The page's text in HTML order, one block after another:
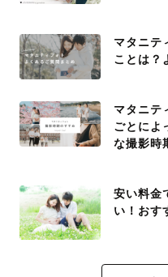
マタニテ
ことは？
マタニテ
ごとによ
な撮影時
安い料金
い！おす